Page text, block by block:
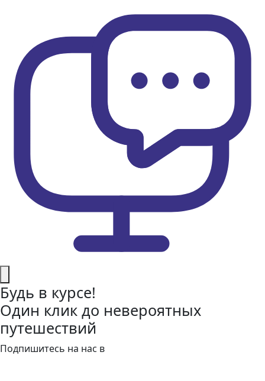
Будь в курсе!
Один клик до невероятных
путешествий
Подпишитесь на нас в